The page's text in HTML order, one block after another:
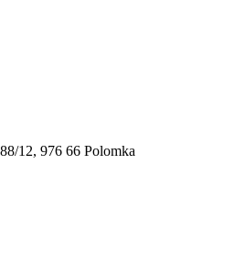
12, 976 66 Polomka